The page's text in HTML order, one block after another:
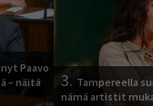
Paavo
– näitä
3. Tampereella
nämä artistit